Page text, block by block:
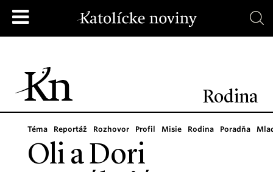
Rodina
Téma Reportáž Rozhovor Profil Misie Rodina Poradňa
Oli a Dori